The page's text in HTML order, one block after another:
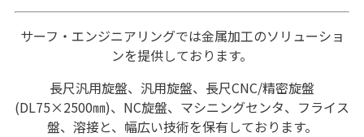
サーフ・エンジニアリングでは金属加工のソリューショ
ンを提供しております。
長尺汎用旋盤、汎用旋盤、長尺CNC/精密旋盤
(DL75×2500㎜)、NC旋盤、マシニングセンタ、フライス
盤、溶接と、幅広い技術を保有しております。